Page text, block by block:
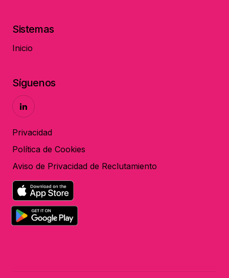
Sistemas
Inicio
Síguenos
Privacidad
Política de Cookies
Aviso de Privacidad de Reclutamiento